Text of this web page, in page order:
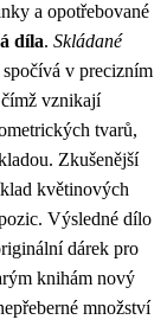
a opotřebované
díla. Skládané
v precizním
čímž vznikají
tvarů,
Zkušenější
květinových
Výsledné dílo
dárek pro
knihám nový
množství